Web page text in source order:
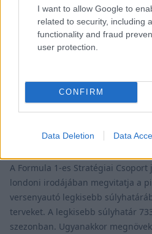
I want to allow Google to
related to security, including
functionality and fraud
user protection.
CONFIRM
Data Deletion Data
FORMA-1 / 2018. JAN. 18.
Az F1 Stratégiai
megvitatja az autók
versenyzők súlyát
A Formula 1-es Stratégiai
londoni irodájában megvitatja a
versenyautó legkisebb
terveket. A legkisebb súlyhatár
szezonban. Ugyanakkor